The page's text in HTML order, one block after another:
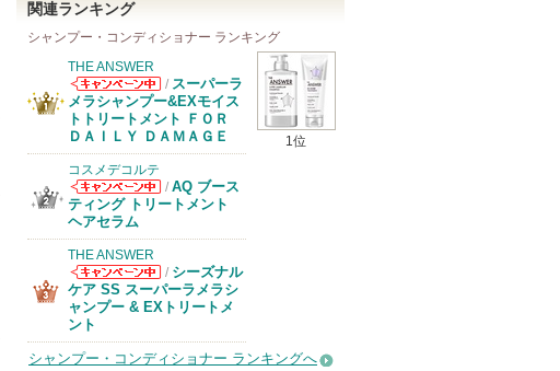
関連ランキング
シャンプー・コンディショナー ランキング
1位
THE ANSWER
THE ANSWER
からのお知らせ
があります
/ スーパーラ
メラシャンプー&EXモイス
トトリートメント ＦＯＲ
ＤＡＩＬＹ ＤＡＭＡＧＥ
コスメデコルテ
コスメデコルテ
からのお知らせ
/ AQ ブース
ティング トリートメント
ヘアセラム
THE ANSWER
THE ANSWER
からのお知らせ
があります
/ シーズナル
ケア SS スーパーラメラシ
ャンプー & EXトリートメ
ント
シャンプー・コンディショナー ランキングへ